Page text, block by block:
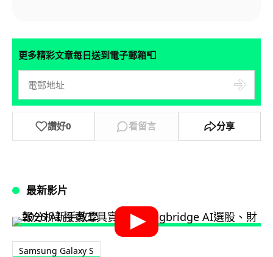
更多精彩文章每日送到電子郵箱📮
讚好0 看留言 分享
最新影片
Samsung Galaxy S